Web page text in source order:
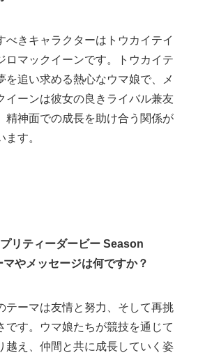
べきキャラクターはトウカイテイ
ロマックイーンです。トウカイテ
を追い求める熱心なウマ娘で、メ
イーンは彼女の良きライバル兼友
精神面での成長を助け合う関係が
ます。
プリティーダービー Season
マやメッセージは何ですか？
テーマは友情と努力、そして再挑
です。ウマ娘たちが競技を通じて
越え、仲間と共に成長していく姿